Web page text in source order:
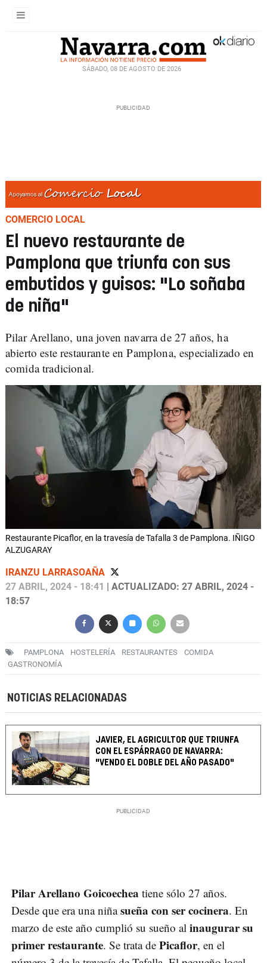
SÁBADO, 08 DE AGOSTO DE 2026
COMERCIO LOCAL
El nuevo restaurante de
Pamplona que triunfa con sus
embutidos y guisos: "Lo soñaba
de niña"
Pilar Arellano, una joven navarra de 27 años, ha
abierto este restaurante en Pamplona, especializado en
comida tradicional.
Restaurante Picaflor, en la travesía de Tafalla 3 de Pamplona. IÑIGO
ALZUGARAY
IRANZU LARRASOAÑA
27 ABRIL, 2024 - 18:41
| ACTUALIZADO: 27 ABRIL, 2024 -
18:57
PAMPLONA HOSTELERÍA RESTAURANTES
COMIDA
GASTRONOMÍA
NOTICIAS RELACIONADAS
JAVIER, EL AGRICULTOR QUE TRIUNFA
CON EL ESPÁRRAGO DE NAVARRA:
"VENDO EL DOBLE DEL AÑO PASADO"
Pilar Arellano Goicoechea tiene sólo 27 años.
Desde que era una niñasueña con ser cocinera. En
marzo de este año cumplió su sueño al inaugurar su
primer restaurante. Se trata de Picaflor, en el